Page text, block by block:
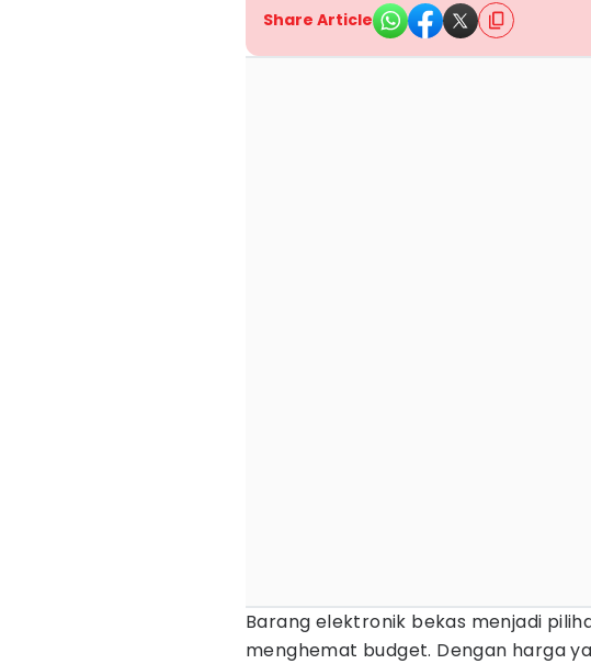
Share Article
Barang elektronik bekas menjadi
menghemat budget. Dengan harga